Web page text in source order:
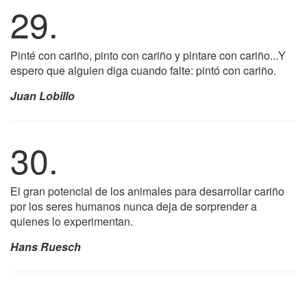
29.
Pinté con cariño, pinto con cariño y pintare con cariño...Y
espero que alguien diga cuando falte: pintó con cariño.
Juan Lobillo
30.
El gran potencial de los animales para desarrollar cariño
por los seres humanos nunca deja de sorprender a
quienes lo experimentan.
Hans Ruesch